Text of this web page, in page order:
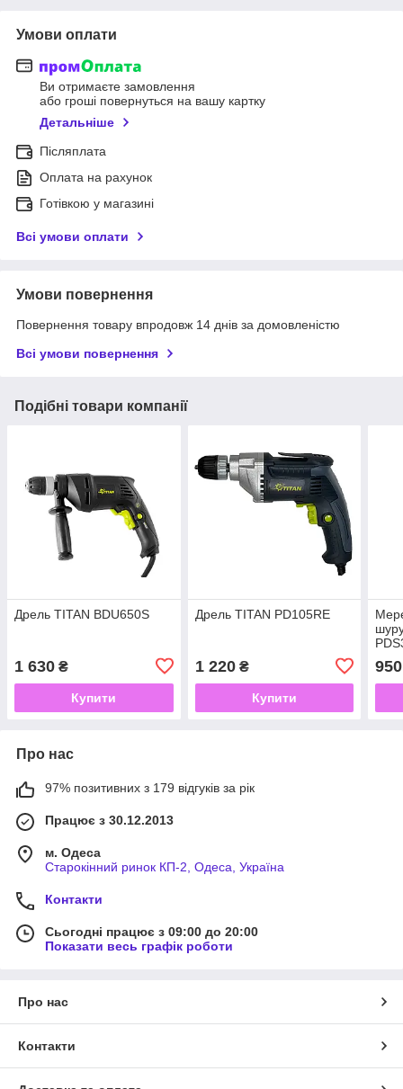
Умови оплати
Ви отримаєте замовлення
або гроші повернуться на вашу картку
Детальніше
Післяплата
Оплата на рахунок
Готівкою у магазині
Всі умови оплати
Умови повернення
Повернення товару впродовж 14 днів за домовленістю
Всі умови повернення
Подібні товари компанії
Дрель TITAN BDU650S
1 630 ₴
Купити
Дрель TITAN PD105RE
1 220₴
Купити
950
Про нас
97% позитивних з 179 відгуків за рік
Працює з 30.12.2013
м. Одеса
Старокінний ринок КП-2, Одеса, Україна
Контакти
Сьогодні працює з 09:00 до 20:00
Показати весь графік роботи
Про нас
Контакти